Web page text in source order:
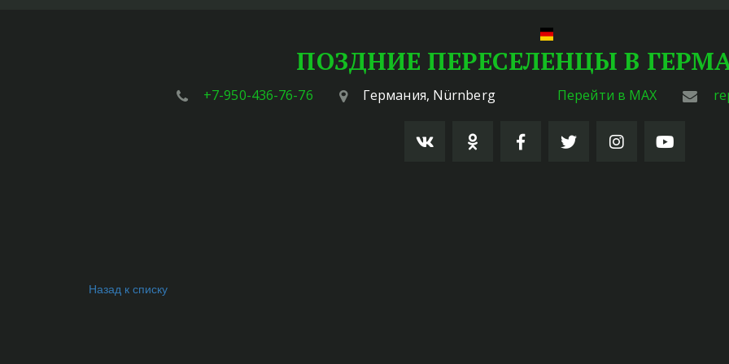
ПОЗДНИЕ ПЕРЕСЕЛЕНЦЫ В
+7-950-436-76-76 Германия, Nürnberg Перейти в MAX
Назад к списку